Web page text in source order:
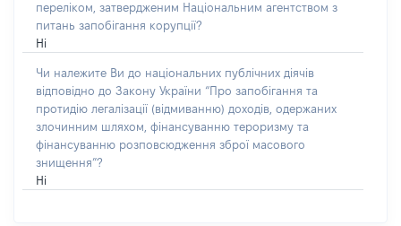
переліком, затвердженим Національним агентством з
питань запобігання корупції?
Ні
Чи належите Ви до національних публічних діячів
відповідно до Закону України “Про запобігання та
протидію легалізації (відмиванню) доходів, одержаних
злочинним шляхом, фінансуванню тероризму та
фінансуванню розповсюдження зброї масового
знищення”?
Ні